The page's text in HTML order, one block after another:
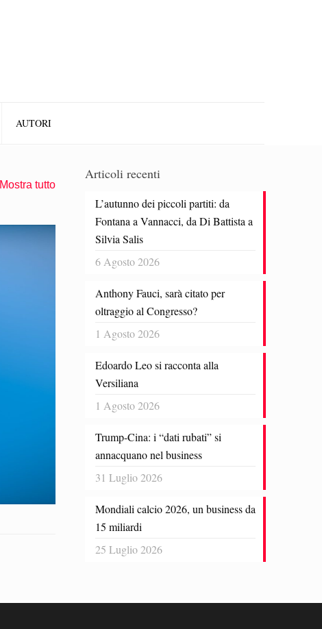
AUTORI
Mostra tutto
Articoli recenti
L’autunno dei piccoli partiti: da
Fontana a Vannacci, da Di Battista a
Silvia Salis
6 Agosto 2026
Anthony Fauci, sarà citato per
oltraggio al Congresso?
1 Agosto 2026
Edoardo Leo si racconta alla
Versiliana
1 Agosto 2026
Trump-Cina: i “dati rubati” si
annacquano nel business
31 Luglio 2026
Mondiali calcio 2026, un business da
15 miliardi
25 Luglio 2026